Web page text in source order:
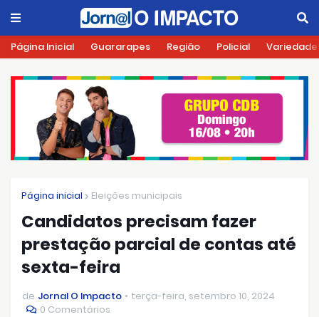
Página Inicial Guararapes Região Policial
Página inicial Eleições municipais
Candidatos precisam fazer
prestação parcial de contas até
sexta-feira
de Jornal O Impacto
terça-feira, setembro 10, 2024
0 Comentários